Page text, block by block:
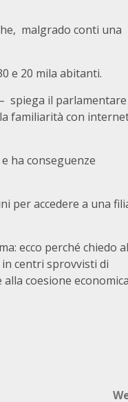
malgrado conti una
e 20 mila abitanti.
spiega il parlamentare
familiarità con
ha conseguenze
per accedere a una
ecco perché chiedo al
centri sprovvisti di
coesione